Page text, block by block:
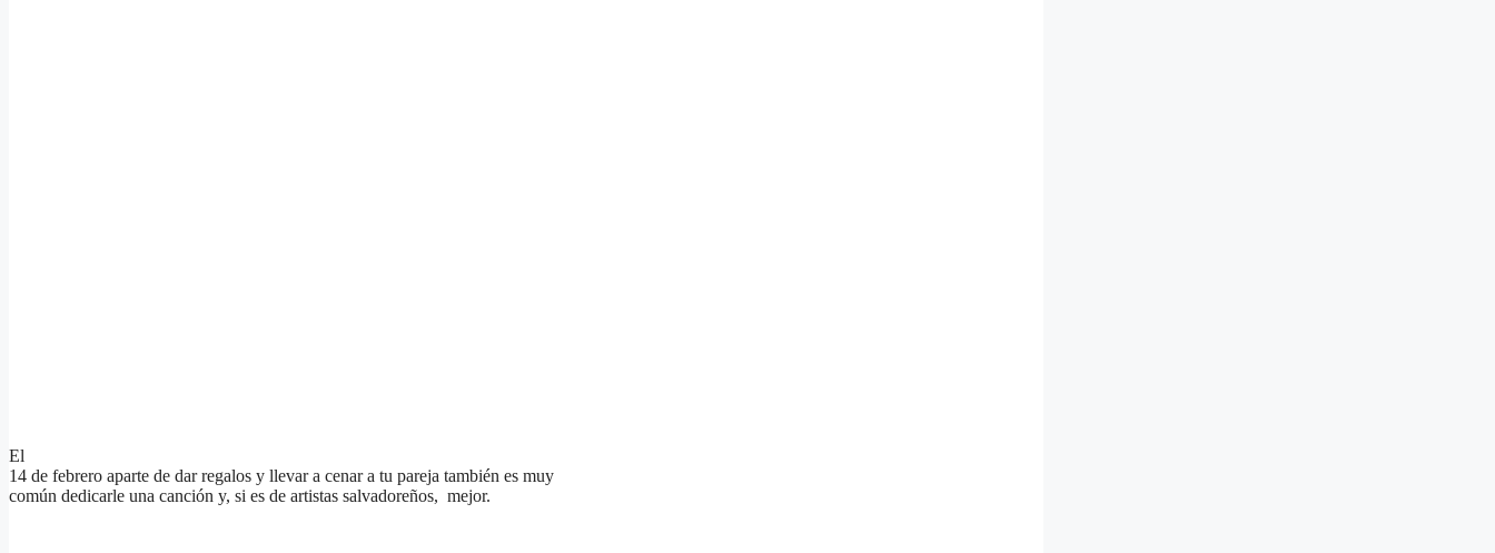
El
14 de febrero aparte de dar regalos y llevar a cenar a tu pareja también es muy
común dedicarle una canción y, si es de artistas salvadoreños, mejor.